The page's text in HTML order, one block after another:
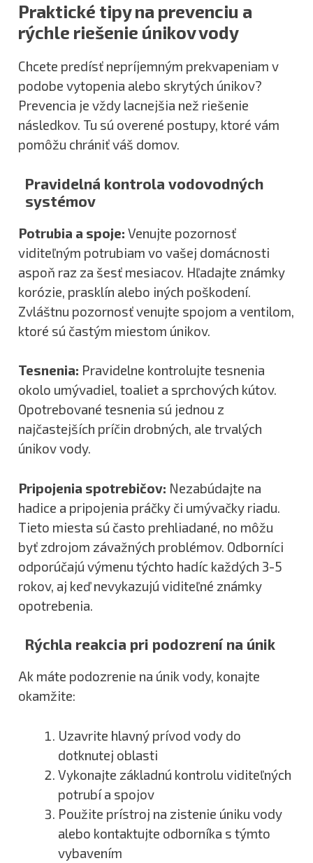
Praktické tipy na prevenciu a
rýchle riešenie únikov vody
Chcete predísť nepríjemným prekvapeniam v
podobe vytopenia alebo skrytých únikov?
Prevencia je vždy lacnejšia než riešenie
následkov. Tu sú overené postupy, ktoré vám
pomôžu chrániť váš domov.
Pravidelná kontrola vodovodných
systémov
Potrubia a spoje: Venujte pozornosť
viditeľným potrubiam vo vašej domácnosti
aspoň raz za šesť mesiacov. Hľadajte známky
korózie, prasklín alebo iných poškodení.
Zvláštnu pozornosť venujte spojom a ventilom,
ktoré sú častým miestom únikov.
Tesnenia: Pravidelne kontrolujte tesnenia
okolo umývadiel, toaliet a sprchových kútov.
Opotrebované tesnenia sú jednou z
najčastejších príčin drobných, ale trvalých
únikov vody.
Pripojenia spotrebičov: Nezabúdajte na
hadice a pripojenia práčky či umývačky riadu.
Tieto miesta sú často prehliadané, no môžu
byť zdrojom závažných problémov. Odborníci
odporúčajú výmenu týchto hadíc každých 3-5
rokov, aj keď nevykazujú viditeľné známky
opotrebenia.
Rýchla reakcia pri podozrení na únik
Ak máte podozrenie na únik vody, konajte
okamžite:
Uzavrite hlavný prívod vody do
dotknutej oblasti
Vykonajte základnú kontrolu viditeľných
potrubí a spojov
Použite prístroj na zistenie úniku vody
alebo kontaktujte odborníka s týmto
vybavením